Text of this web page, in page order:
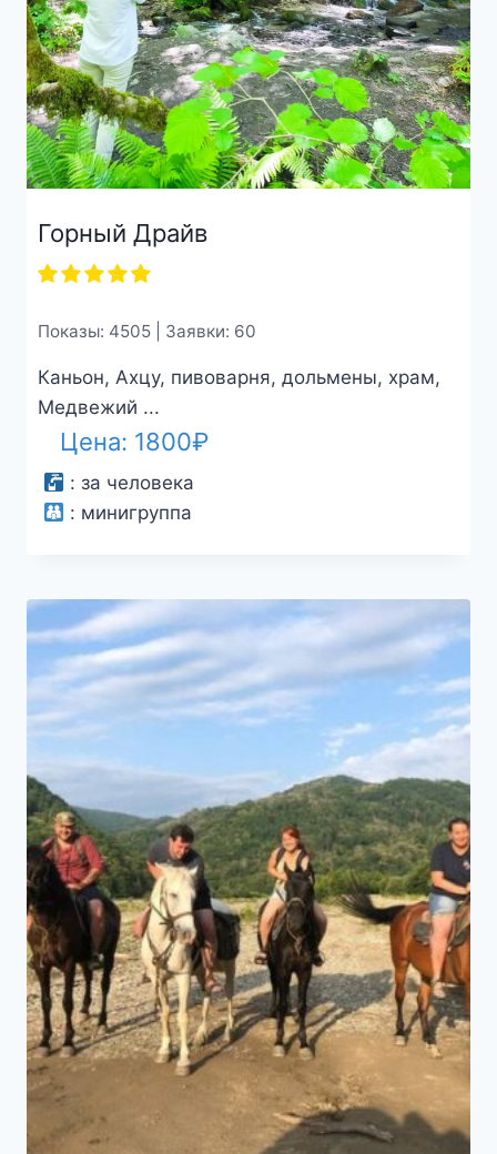
Горный Драйв
Показы: 4505 | Заявки: 60
Каньон, Ахцу, пивоварня, дольмены, храм,
Медвежий ...
Цена: 1800₽
: за человека
: минигруппа